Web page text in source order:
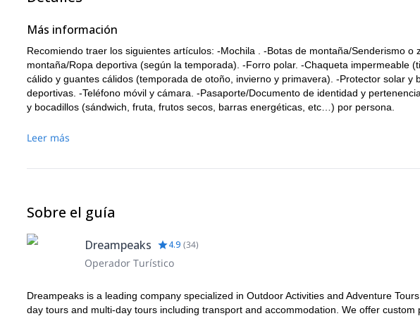
Más información
Recomiendo traer los siguientes artículos: -Mochila . -Botas de montaña/Senderismo
montaña/Ropa deportiva (según la temporada). -Forro polar. -Chaqueta impermeable
cálido y guantes cálidos (temporada de otoño, invierno y primavera). -Protector solar
deportivas. -Teléfono móvil y cámara. -Pasaporte/Documento de identidad y
y bocadillos (sándwich, fruta, frutos secos, barras energéticas, etc…) por persona.
Leer más
Sobre el guía
Dreampeaks 4.9 (34)
Operador Turístico
Dreampeaks is a leading company specialized in Outdoor Activities and Adventure
day tours and multi-day tours including transport and accommodation. We offer